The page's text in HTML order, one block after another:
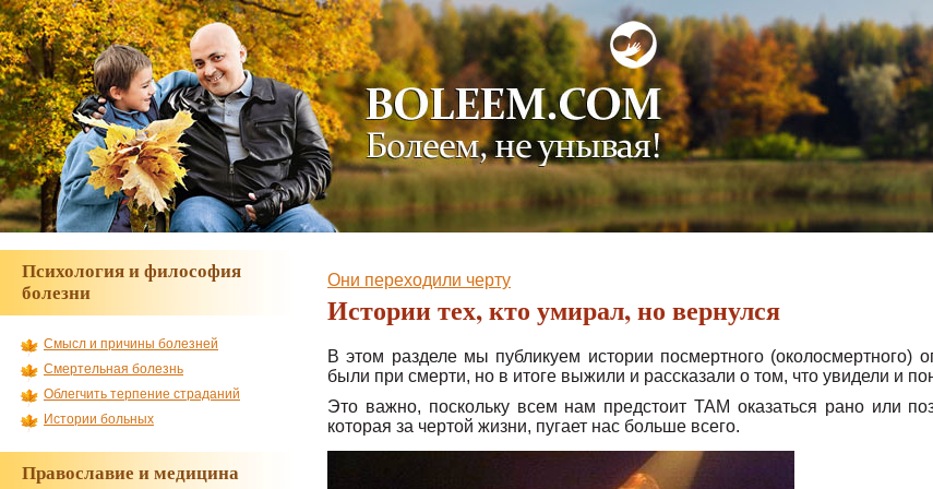
Наш проект приглашает добровольцев для совместной помощи тем, кто болеет.
Они переходили черту
Истории тех, кто умирал, но вернулся
В этом разделе мы публикуем истории посмертного (околосмертного)
были при смерти, но в итоге выжили и рассказали о том, что увидели и
Это важно, поскольку всем нам предстоит ТАМ оказаться рано или
которая за чертой жизни, пугает нас больше всего.
Психология и философия
болезни
Смысл и причины болезней
Смертельная болезнь
Облегчить терпение страданий
Истории больных
Православие и медицина